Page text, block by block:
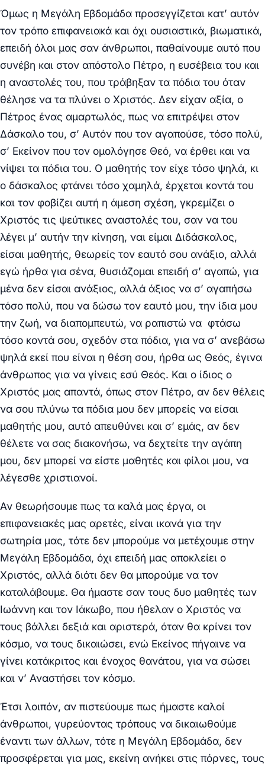
Όμως η Μεγάλη Εβδομάδα προσεγγίζεται κατ’ αυτόν
τον τρόπο επιφανειακά και όχι ουσιαστικά, βιωματικά,
επειδή όλοι μας σαν άνθρωποι, παθαίνουμε αυτό που
συνέβη και στον απόστολο Πέτρο, η ευσέβεια του και
η αναστολές του, που τράβηξαν τα πόδια του όταν
θέλησε να τα πλύνει ο Χριστός. Δεν είχαν αξία, ο
Πέτρος ένας αμαρτωλός, πως να επιτρέψει στον
Δάσκαλο του, σ’ Αυτόν που τον αγαπούσε, τόσο πολύ,
σ’ Εκείνον που τον ομολόγησε Θεό, να έρθει και να
νίψει τα πόδια του. Ο μαθητής τον είχε τόσο ψηλά, κι
ο δάσκαλος φτάνει τόσο χαμηλά, έρχεται κοντά του
και τον φοβίζει αυτή η άμεση σχέση, γκρεμίζει ο
Χριστός τις ψεύτικες αναστολές του, σαν να του
λέγει μ’ αυτήν την κίνηση, ναι είμαι Διδάσκαλος,
είσαι μαθητής, θεωρείς τον εαυτό σου ανάξιο, αλλά
εγώ ήρθα για σένα, θυσιάζομαι επειδή σ’ αγαπώ, για
μένα δεν είσαι ανάξιος, αλλά άξιος να σ’ αγαπήσω
τόσο πολύ, που να δώσω τον εαυτό μου, την ίδια μου
την ζωή, να διαπομπευτώ, να ραπιστώ να φτάσω
τόσο κοντά σου, σχεδόν στα πόδια, για να σ’ ανεβάσω
ψηλά εκεί που είναι η θέση σου, ήρθα ως Θεός, έγινα
άνθρωπος για να γίνεις εσύ Θεός. Και ο ίδιος ο
Χριστός μας απαντά, όπως στον Πέτρο, αν δεν θέλεις
να σου πλύνω τα πόδια μου δεν μπορείς να είσαι
μαθητής μου, αυτό απευθύνει και σ’ εμάς, αν δεν
θέλετε να σας διακονήσω, να δεχτείτε την αγάπη
μου, δεν μπορεί να είστε μαθητές και φίλοι μου, να
λέγεσθε χριστιανοί.
Αν θεωρήσουμε πως τα καλά μας έργα, οι
επιφανειακές μας αρετές, είναι ικανά για την
σωτηρία μας, τότε δεν μπορούμε να μετέχουμε στην
Μεγάλη Εβδομάδα, όχι επειδή μας αποκλείει ο
Χριστός, αλλά διότι δεν θα μπορούμε να τον
καταλάβουμε. Θα ήμαστε σαν τους δυο μαθητές των
Ιωάννη και τον Ιάκωβο, που ήθελαν ο Χριστός να
τους βάλλει δεξιά και αριστερά, όταν θα κρίνει τον
κόσμο, να τους δικαιώσει, ενώ Εκείνος πήγαινε να
γίνει κατάκριτος και ένοχος θανάτου, για να σώσει
και ν’ Αναστήσει τον κόσμο.
Έτσι λοιπόν, αν πιστεύουμε πως ήμαστε καλοί
άνθρωποι, γυρεύοντας τρόπους να δικαιωθούμε
έναντι των άλλων, τότε η Μεγάλη Εβδομάδα, δεν
προσφέρεται για μας, εκείνη ανήκει στις πόρνες, τους